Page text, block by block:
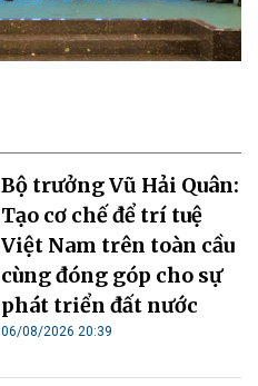
Bộ trưởng Vũ Hải Quân:
Tạo cơ chế để trí tuệ
Việt Nam trên toàn cầu
cùng đóng góp cho sự
phát triển đất nước
06/08/2026 20:39